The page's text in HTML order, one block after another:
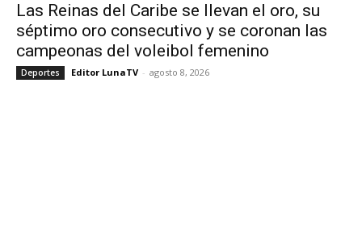
Las Reinas del Caribe se llevan el oro, su
séptimo oro consecutivo y se coronan las
campeonas del voleibol femenino
Deportes Editor LunaTV - agosto 8, 2026